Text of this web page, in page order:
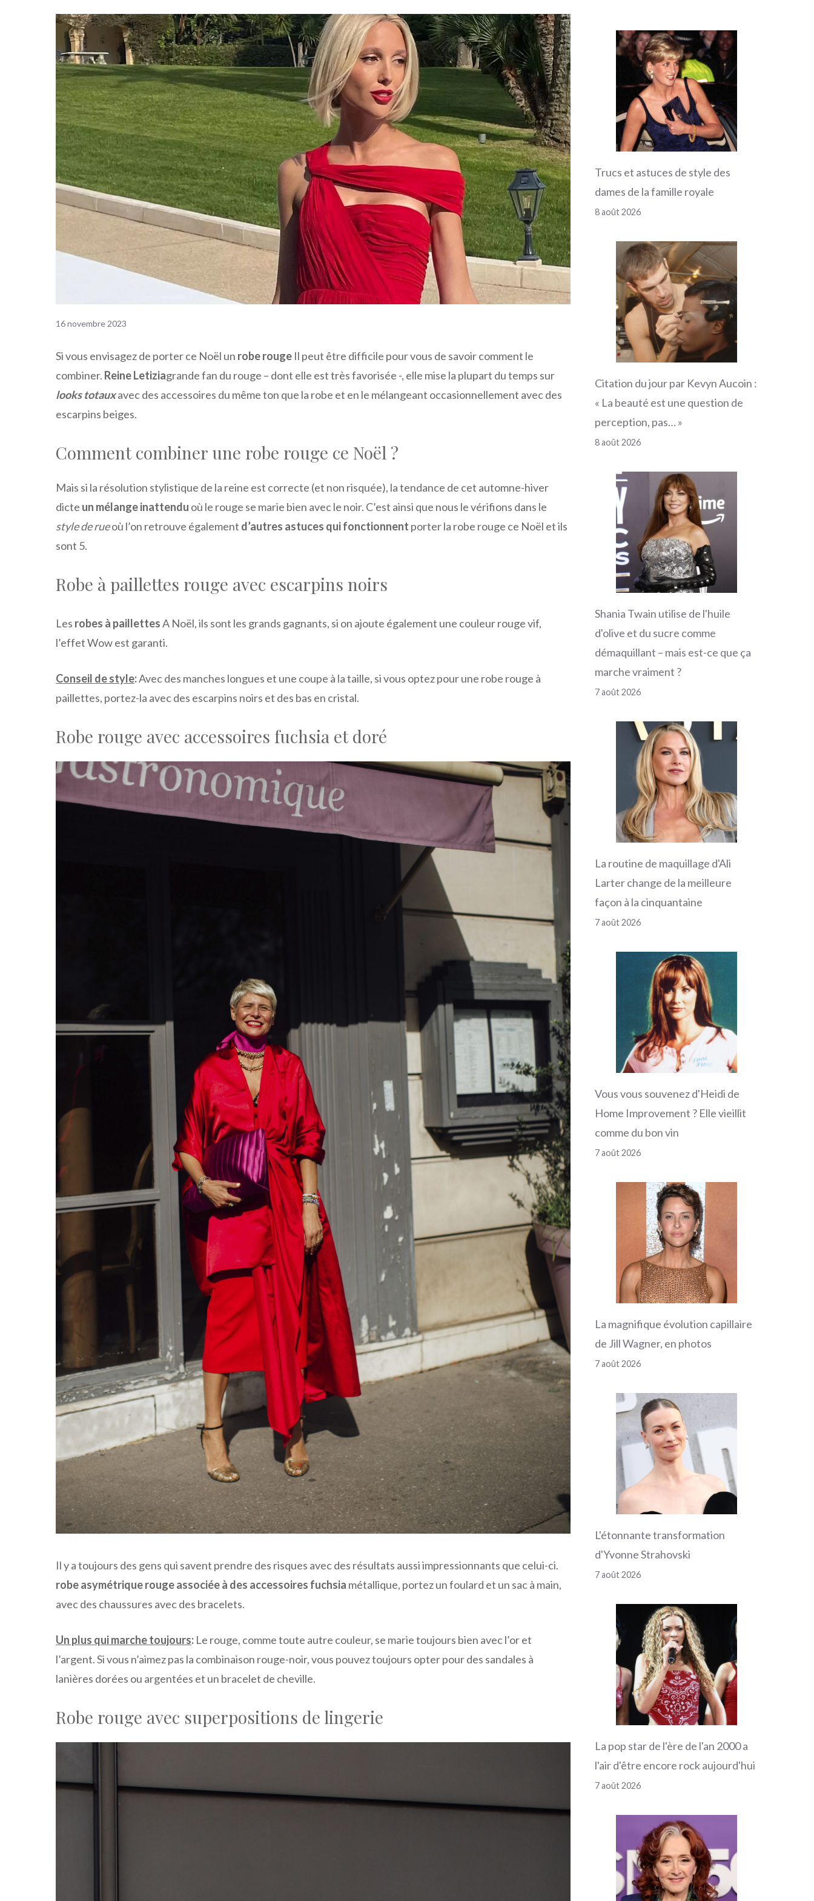
16 novembre 2023
Si vous envisagez de porter ce Noël un robe rouge Il peut être difficile pour vous de savoir comment le
combiner. Reine Letiziagrande fan du rouge – dont elle est très favorisée -, elle mise la plupart du temps sur
looks totauxavec des accessoires du même ton que la robe et en le mélangeant occasionnellement avec des
escarpins beiges.
Comment combiner une robe rouge ce Noël ?
Mais si la résolution stylistique de la reine est correcte (et non risquée), la tendance de cet automne-hiver
dicte un mélange inattendu où le rouge se marie bien avec le noir. C’est ainsi que nous le vérifions dans le
style de rueoù l’on retrouve également d’autres astuces qui fonctionnent porter la robe rouge ce Noël et ils
sont 5.
Robe à paillettes rouge avec escarpins noirs
Les robes à paillettesA Noël, ils sont les grands gagnants, si on ajoute également une couleur rouge vif,
l’effet Wow est garanti.
Conseil de style:Avec des manches longues et une coupe à la taille, si vous optez pour une robe rouge à
paillettes, portez-la avec des escarpins noirs et des bas en cristal.
Robe rouge avec accessoires fuchsia et doré
Il y a toujours des gens qui savent prendre des risques avec des résultats aussi impressionnants que celui-ci.
robe asymétrique rouge associée à des accessoires fuchsia métallique, portez un foulard et un sac à main,
avec des chaussures avec des bracelets.
Un plus qui marche toujours: Le rouge, comme toute autre couleur, se marie toujours bien avec l’or et
l’argent. Si vous n’aimez pas la combinaison rouge-noir, vous pouvez toujours opter pour des sandales à
lanières dorées ou argentées et un bracelet de cheville.
Robe rouge avec superpositions de lingerie
Trucs et astuces de style des
dames de la famille royale
8 août 2026
Citation du jour par Kevyn Aucoin :
« La beauté est une question de
perception, pas… »
8 août 2026
Shania Twain utilise de l'huile
d'olive et du sucre comme
démaquillant – mais est-ce que ça
marche vraiment ?
7 août 2026
La routine de maquillage d'Ali
Larter change de la meilleure
façon à la cinquantaine
7 août 2026
Vous vous souvenez d'Heidi de
Home Improvement ? Elle vieillit
comme du bon vin
7 août 2026
La magnifique évolution capillaire
de Jill Wagner, en photos
7 août 2026
L'étonnante transformation
d'Yvonne Strahovski
7 août 2026
La pop star de l'ère de l'an 2000 a
l'air d'être encore rock aujourd'hui
7 août 2026